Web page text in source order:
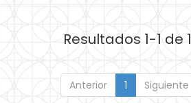
Resultados 1-1 de
Anterior 1 Siguiente